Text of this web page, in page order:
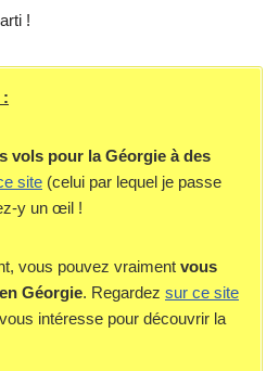
!
:
vols pour la Géorgie à des
site (celui par lequel je passe
y un œil !
vous pouvez vraiment vous
Géorgie. Regardez sur ce site
intéresse pour découvrir la